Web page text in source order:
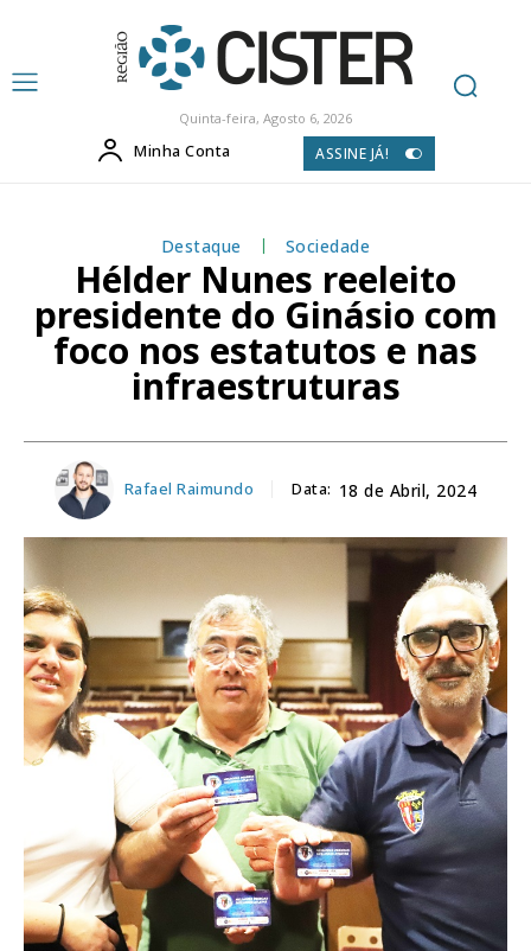
Quinta-feira, Agosto 6, 2026
Minha Conta ASSINE JÁ!
Destaque Sociedade
Hélder Nunes reeleito
presidente do Ginásio com
foco nos estatutos e nas
infraestruturas
Rafael Raimundo Data: 18 de Abril, 2024